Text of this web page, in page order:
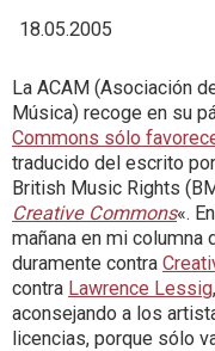
18.05.2005
La ACAM (Asociación
Música) recoge en su
Commons sólo
traducido del escrito
British Music Rights
Creative Commons«.
mañana en mi columna
duramente contra
contra Lawrence Lessig
aconsejando a los
licencias, porque sólo